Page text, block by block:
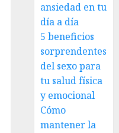
ansiedad en tu
día a día
5 beneficios
sorprendentes
del sexo para
tu salud física
y emocional
Cómo
mantener la